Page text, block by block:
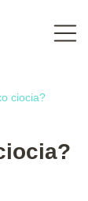
ciocia?